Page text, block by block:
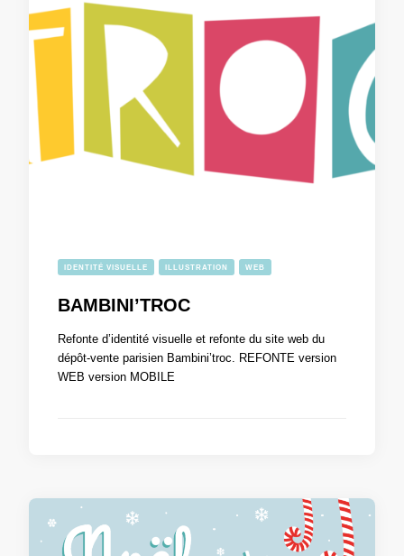
IDENTITÉ VISUELLE ILLUSTRATION WEB
BAMBINI’TROC
Refonte d’identité visuelle et refonte du site web du
dépôt-vente parisien Bambini’troc. REFONTE version
WEB version MOBILE